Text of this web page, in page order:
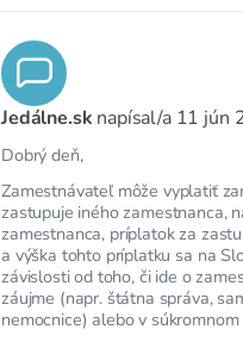
Jedálne.sk napísal/a 11 jún
Dobrý deň,
Zamestnávateľ môže vyplatiť
zastupuje iného zamestnanca,
zamestnanca, príplatok za
a výška tohto príplatku sa na
závislosti od toho, či ide o
záujme (napr. štátna správa,
nemocnice) alebo v